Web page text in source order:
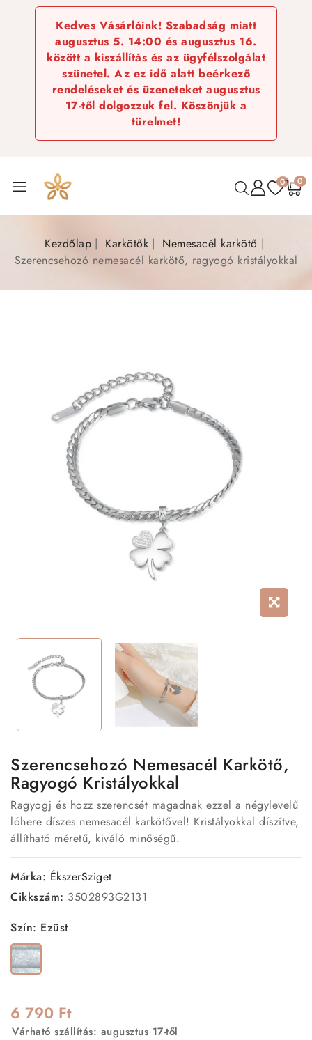
Kedves Vásárlóink! Szabadság miatt
augusztus 5. 14:00 és augusztus 16.
között a kiszállítás és az ügyfélszolgálat
szünetel. Az ez idő alatt beérkező
rendeléseket és üzeneteket augusztus
17-től dolgozzuk fel. Köszönjük a
türelmet!
0 0
Kezdőlap Karkötők
Nemesacél karkötő
Szerencsehozó nemesacél karkötő, ragyogó kristályokkal
Szerencsehozó Nemesacél Karkötő,
Ragyogó Kristályokkal
Ragyogj és hozz szerencsét magadnak ezzel a négylevelű
lóhere díszes nemesacél karkötővel! Kristályokkal díszítve,
állítható méretű, kiváló minőségű.
Márka: ÉkszerSziget
Cikkszám: 3502893G2131
Szín: Ezüst
Ezüst
6 790 Ft
Várható szállítás: augusztus 17-től